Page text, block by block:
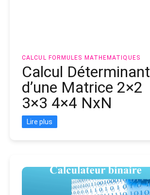
CALCUL FORMULES MATHEMATIQUES
Calcul Déterminant
d’une Matrice 2×2
3×3 4×4 NxN
Lire plus